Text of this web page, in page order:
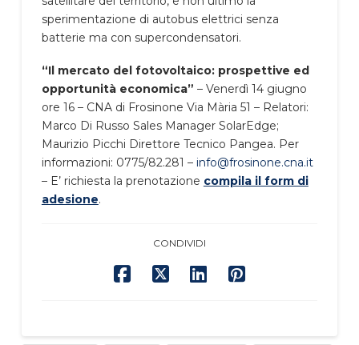
sperimentazione di autobus elettrici senza
batterie ma con supercondensatori.
“Il mercato del fotovoltaico: prospettive ed
opportunità economica” – Venerdì 14 giugno
ore 16 – CNA di Frosinone Via Mària 51 – Relatori:
Marco Di Russo Sales Manager SolarEdge;
Maurizio Picchi Direttore Tecnico Pangea. Per
informazioni: 0775/82.281 – info@frosinone.cna.it
– E’ richiesta la prenotazione compila il form di
adesione.
CONDIVIDI